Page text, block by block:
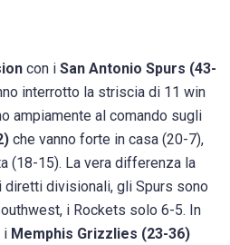
con i San Antonio Spurs (43-
interrotto la striscia di 11 win
ampiamente al comando sugli
che vanno forte in casa (20-7),
(18-15). La vera differenza la
divisionali, gli Spurs sono
i Rockets solo 6-5. In
i Memphis Grizzlies (23-36)